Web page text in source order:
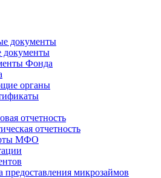
документы
документы
Фонда
органы
отчетность
отчетность
МФО
предоставления микрозаймов